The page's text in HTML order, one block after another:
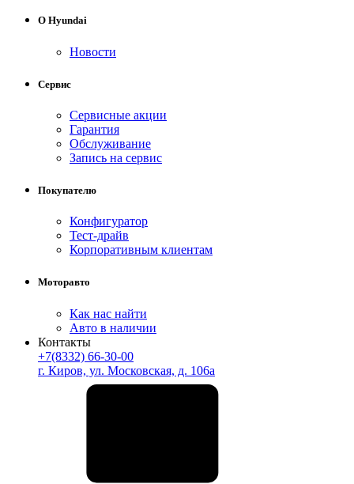
О Hyundai
Новости
Сервис
Сервисные акции
Гарантия
Обслуживание
Запись на сервис
Покупателю
Конфигуратор
Тест-драйв
Корпоративным клиентам
Моторавто
Как нас найти
Авто в наличии
Контакты
+7(8332) 66-30-00
г. Киров, ул. Московская, д. 106а